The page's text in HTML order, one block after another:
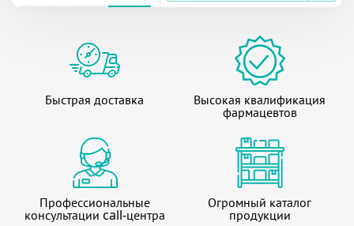
Быстрая доставка Высокая квалификация
фармацевтов
Профессиональные
консультации call-центра
Огромный каталог
продукции